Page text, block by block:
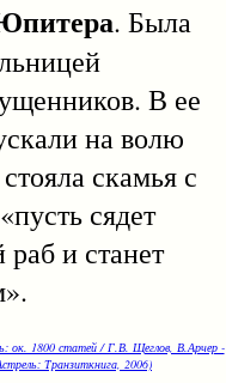
. Была
В ее
на волю
скамья с
сядет
и станет
ок. 1800 статей / Г.В. Щеглов, В.Арчер -
Транзиткнига, 2006)